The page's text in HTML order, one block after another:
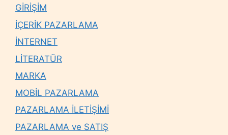
GİRİŞİM
İÇERİK PAZARLAMA
İNTERNET
LİTERATÜR
MARKA
MOBİL PAZARLAMA
PAZARLAMA İLETİŞİMİ
PAZARLAMA ve SATIŞ